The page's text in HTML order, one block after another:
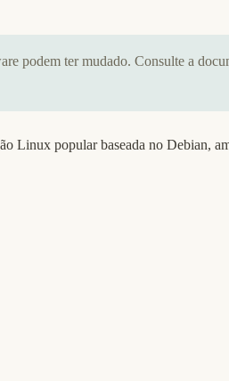
podem ter mudado. Consulte a
Linux popular baseada no Debian,